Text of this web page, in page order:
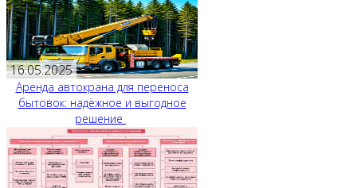
16.05.2025
Аренда автокрана для переноса
бытовок: надёжное и выгодное
решение